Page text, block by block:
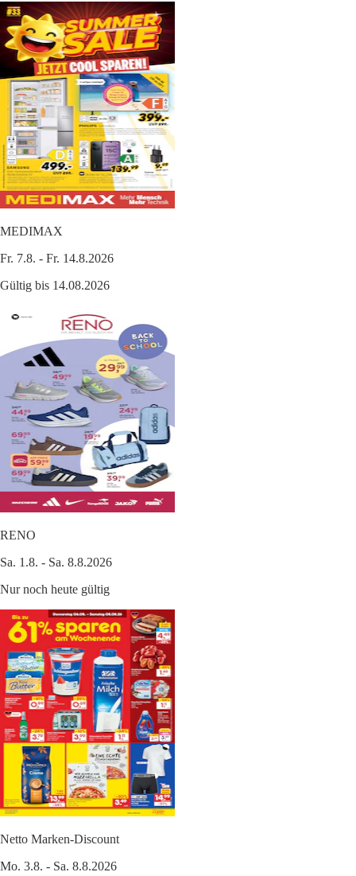
MEDIMAX
Fr. 7.8. - Fr. 14.8.2026
Gültig bis 14.08.2026
RENO
Sa. 1.8. - Sa. 8.8.2026
Nur noch heute gültig
Netto Marken-Discount
Mo. 3.8. - Sa. 8.8.2026